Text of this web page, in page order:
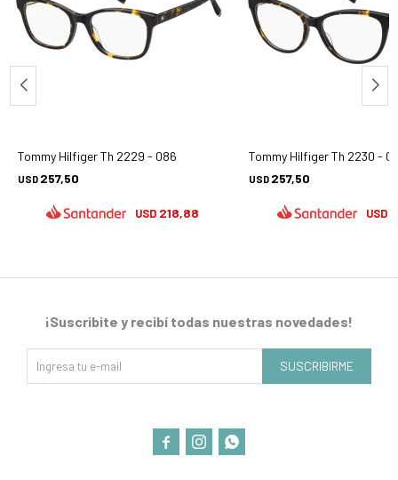
Tommy Hilfiger Th 2229 - 086
USD 257,50
USD 218,88
Tommy Hilfiger Th 2230 -
USD 257,50
USD
¡Suscribite y recibí todas nuestras novedades!
SUSCRIBIRME
  